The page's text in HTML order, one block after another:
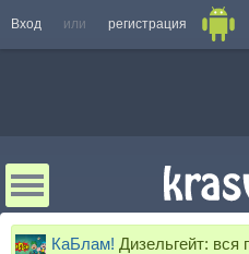
Вход или регистрация
КаБлам! Дизельгейт: вся